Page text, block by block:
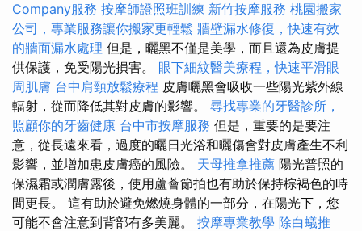
Company服務 按摩師證照班訓練 新竹按摩服務 桃園搬家
公司，專業服務讓你搬家更輕鬆 牆壁漏水修復，快速有效
的牆面漏水處理 但是，曬黑不僅是美學，而且還為皮膚提
供保護，免受陽光損害。 眼下細紋醫美療程，快速平滑眼
周肌膚 台中肩頸放鬆療程 皮膚曬黑會吸收一些陽光紫外線
輻射，從而降低其對皮膚的影響。 尋找專業的牙醫診所，
照顧你的牙齒健康 台中市按摩服務 但是，重要的是要注
意，從長遠來看，過度的曬日光浴和曬傷會對皮膚產生不利
影響，並增加患皮膚癌的風險。 天母推拿推薦 陽光普照的
保濕霜或潤膚露後，使用蘆薈節拍也有助於保持棕褐色的時
間更長。 這有助於避免燃燒身體的一部分，在陽光下，您
可能不會注意到背部有多美麗。 按摩專業教學 除白蟻推